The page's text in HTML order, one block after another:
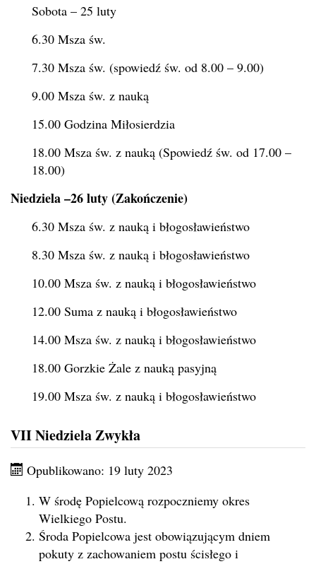
Sobota – 25 luty
6.30 Msza św.
7.30 Msza św. (spowiedź św. od 8.00 – 9.00)
9.00 Msza św. z nauką
15.00 Godzina Miłosierdzia
18.00 Msza św. z nauką (Spowiedź św. od 17.00 –
18.00)
Niedziela –26 luty (Zakończenie)
6.30 Msza św. z nauką i błogosławieństwo
8.30 Msza św. z nauką i błogosławieństwo
10.00 Msza św. z nauką i błogosławieństwo
12.00 Suma z nauką i błogosławieństwo
14.00 Msza św. z nauką i błogosławieństwo
18.00 Gorzkie Żale z nauką pasyjną
19.00 Msza św. z nauką i błogosławieństwo
VII Niedziela Zwykła
Opublikowano: 19 luty 2023
W środę Popielcową rozpoczniemy okres
Wielkiego Postu.
Środa Popielcowa jest obowiązującym dniem
pokuty z zachowaniem postu ścisłego i